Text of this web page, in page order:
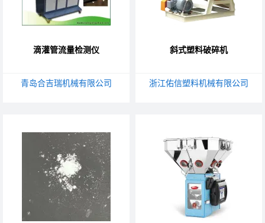
滴灌管流量检测仪
青岛合吉瑞机械有限公司
斜式塑料破碎机
浙江佑信塑料机械有限公司